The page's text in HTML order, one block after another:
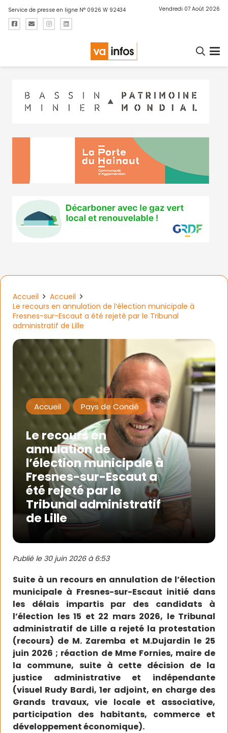
Service de presse en ligne N° 0926 W 92434 Vendredi 07 Août 2026
Accueil
Accueil
Le recours en annulation de l’élection municipale à
Fresnes-sur-Escaut a été rejeté par le Tribunal
administratif de Lille
Accueil Pays de Condé
Le recours en
annulation de
l’élection municipale à
Fresnes-sur-Escaut a
été rejeté par le
Tribunal administratif
de Lille
Publié le 30 juin 2026 à 6:53
Suite à un recours en annulation de l’élection
municipale à Fresnes-sur-Escaut initié dans
les délais impartis par des candidats à
l’élection les 15 et 22 mars 2026, le Tribunal
administratif de Lille a rejeté la protestation
(recours) de M. Zaremba et M.Dujardin le 25
juin 2026 ; réaction de Mme Fornies, maire de
la commune, suite à cette décision de la
justice administrative et indépendante
(visuel Rudy Bardi, 1er adjoint, en charge des
Grands travaux, vie locale et associative,
participation des habitants, commerce et
développement économique).